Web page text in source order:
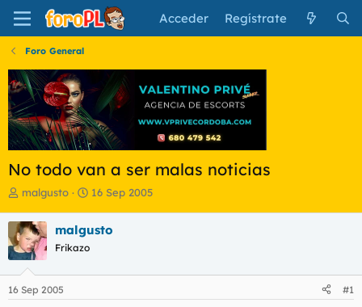
Acceder Regístrate
Foro General
No todo van a ser malas noticias
I
i
c
i
a
d
o
malgusto
F
h
e
16 Sep 2005
malgusto
Frikazo
16 Sep 2005 #1